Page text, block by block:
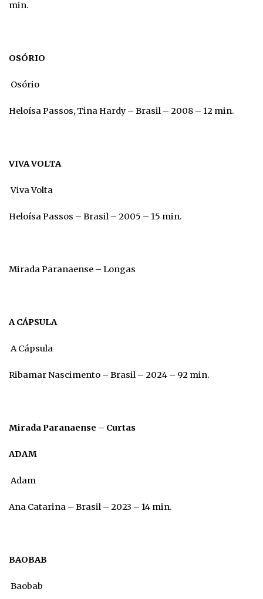
min.
OSÓRIO
Osório
Heloísa Passos, Tina Hardy – Brasil – 2008 – 12 min.
VIVA VOLTA
Viva Volta
Heloísa Passos – Brasil – 2005 – 15 min.
Mirada Paranaense – Longas
A CÁPSULA
A Cápsula
Ribamar Nascimento – Brasil – 2024 – 92 min.
Mirada Paranaense – Curtas
ADAM
Adam
Ana Catarina – Brasil – 2023 – 14 min.
BAOBAB
Baobab